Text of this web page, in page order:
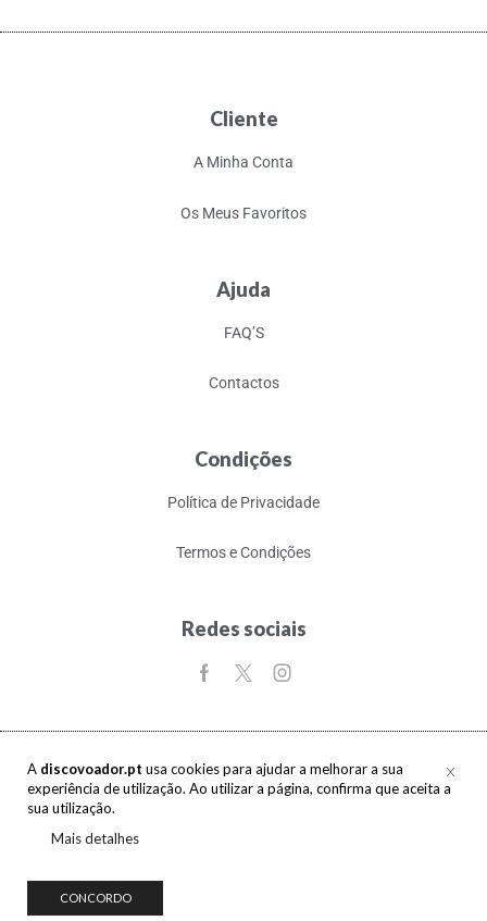
A discovoador.pt usa cookies para ajudar a melhorar a sua
experiência de utilização. Ao utilizar a página, confirma que aceita a
sua utilização.
Mais detalhes
CONCORDO
Cliente
A Minha Conta
Os Meus Favoritos
Ajuda
FAQ’S
Contactos
Condições
Política de Privacidade
Termos e Condições
Redes sociais
Copyright © 2017-2026 discovoador. Todos os direitos reservados.